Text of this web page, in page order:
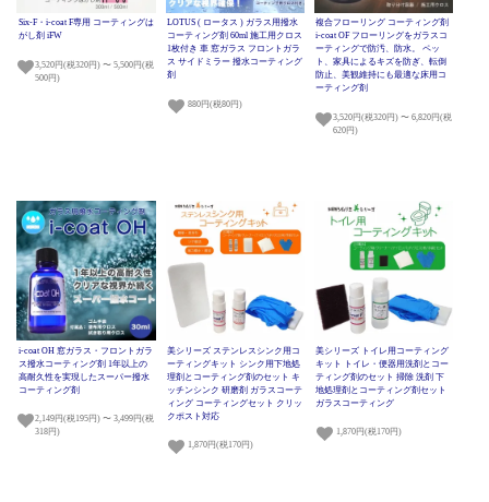
Six-F・i-coat F専用 コーティングは
がし剤 iFW
3,520円(税320円) 〜 5,500円(税
500円)
LOTUS ( ロータス ) ガラス用撥水
コーティング剤 60ml 施工用クロス
1枚付き 車 窓ガラス フロントガラ
ス サイドミラー 撥水コーティング
剤
880円(税80円)
複合フローリング コーティング剤
i-coat OF フローリングをガラスコ
ーティングで防汚、防水。 ペッ
ト、家具によるキズを防ぎ、転倒
防止、美観維持にも最適な床用コ
ーティング剤
3,520円(税320円) 〜 6,820円(税
620円)
i-coat OH 窓ガラス・フロントガラ
ス撥水コーティング剤 1年以上の
高耐久性を実現したスーパー撥水
コーティング剤
2,149円(税195円) 〜 3,499円(税
318円)
美シリーズ ステンレスシンク用コ
ーティングキット シンク用下地処
理剤とコーティング剤のセット キ
ッチンシンク 研磨剤 ガラスコーテ
ィング コーティングセット クリッ
クポスト対応
1,870円(税170円)
美シリーズ トイレ用コーティング
キット トイレ・便器用洗剤とコー
ティング剤のセット 掃除 洗剤 下
地処理剤とコーティング剤セット
ガラスコーティング
1,870円(税170円)